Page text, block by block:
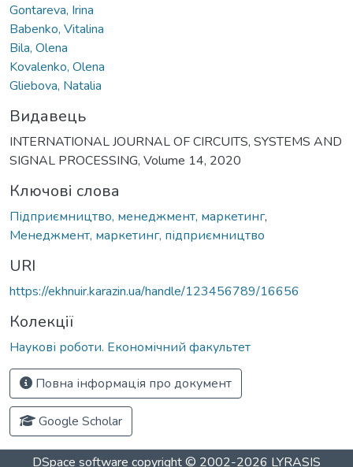
Gontareva, Irina
Babenko, Vitalina
Вila, Olena
Kovalenko, Olena
Gliebova, Natalia
Видавець
INTERNATIONAL JOURNAL OF CIRCUITS, SYSTEMS AND
SIGNAL PROCESSING, Volume 14, 2020
Ключові слова
Підприємництво, менеджмент, маркетинг,
Менеджмент, маркетинг, підприємництво
URI
https://ekhnuir.karazin.ua/handle/123456789/16656
Колекції
Наукові роботи. Економічний факультет
Повна інформація про документ
Google Scholar
DSpace software copyright © 2002-2026 LYRASIS